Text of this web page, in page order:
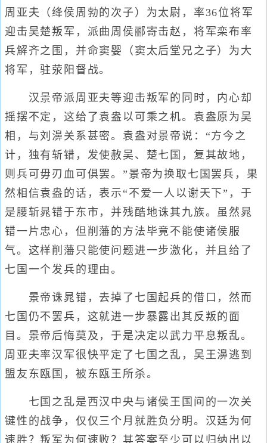
周亚夫（绛侯周勃的次子）为太尉，率36位将军
迎击吴楚叛军，派曲周侯郦寄击赵，将军栾布率
兵解齐之围，并命窦婴（窦太后堂兄之子）为大
将军，驻荥阳督战。
汉景帝派周亚夫等迎击叛军的同时，内心却
摇摆不定，这给了袁盎以可乘之机。袁盎原为吴
相，与刘濞关系甚密。袁盎对景帝说：“方今之
计，独有斩错，发使赦吴、楚七国，复其故地，
则兵可毋刃血可俱罢。”景帝为换取七国罢兵，果
然相信袁盎的话，表示“不爱一人以谢天下”，于
是腰斩晁错于东市，并残酷地诛其九族。虽然晁
错一片忠心，但削藩的方法毕竟不能使诸侯服
气。这样削藩只能使问题进一步激化，并且给了
七国一个发兵的理由。
景帝诛晁错，去掉了七国起兵的借口，然而
七国仍不罢兵，这就进一步暴露出其反叛的面
目。景帝后悔莫及，于是决定以武力平息叛乱。
周亚夫率汉军很快平定了七国之乱，吴王濞逃到
盟友东瓯国，被东瓯王所杀。
七国之乱是西汉中央与诸侯王国间的一次关
键性的战争，仅仅三个月就胜负分明。汉廷为何
速胜？叛军为何速败？其答案至少可以归纳出以